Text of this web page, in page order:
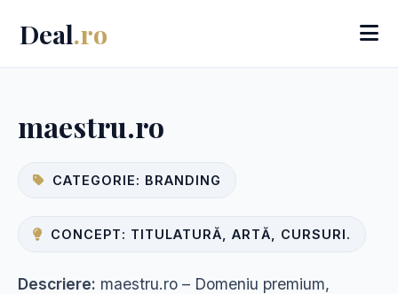
Deal.ro
maestru.ro
CATEGORIE: BRANDING
CONCEPT: TITULATURĂ, ARTĂ, CURSURI.
Descriere: maestru.ro – Domeniu premium,